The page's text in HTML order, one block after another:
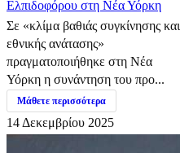
Ελπιδοφόρου στη Νέα Υόρκη
Σε «κλίμα βαθιάς συγκίνησης και
εθνικής ανάτασης»
πραγματοποιήθηκε στη Νέα
Υόρκη η συνάντηση του προ...
Μάθετε περισσότερα
14 Δεκεμβρίου 2025